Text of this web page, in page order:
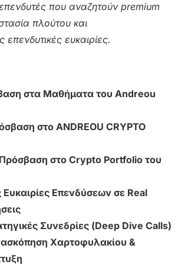
που αναζητούν premium
πλούτου και
ευκαιρίες.
στα Μαθήματα του Andreou
στο ANDREOU CRYPTO
Πρόσβαση στο Crypto Portfolio του
Ευκαιρίες Επενδύσεων σε Real
Συνεδρίες (Deep Dive Calls)
Χαρτοφυλακίου &